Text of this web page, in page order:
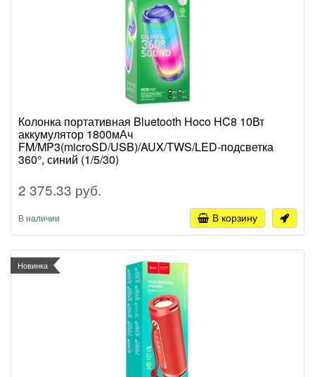
Колонка портативная Bluetooth Hoco HC8 10Вт
аккумулятор 1800мАч
FM/MP3(microSD/USB)/AUX/TWS/LED-подсветка
360°, синий (1/5/30)
2 375.33 руб.
В наличии В корзину
Новинка